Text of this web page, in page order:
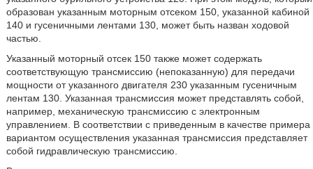
образован указанным моторным отсеком 150, указанной кабиной
140 и гусеничными лентами 130, может быть назван ходовой
частью.
Указанный моторный отсек 150 также может содержать
соответствующую трансмиссию (непоказанную) для передачи
мощности от указанного двигателя 230 указанным гусеничным
лентам 130. Указанная трансмиссия может представлять собой,
например, механическую трансмиссию с электронным
управлением. В соответствии с приведенным в качестве примера
вариантом осуществления указанная трансмиссия представляет
собой гидравлическую трансмиссию.